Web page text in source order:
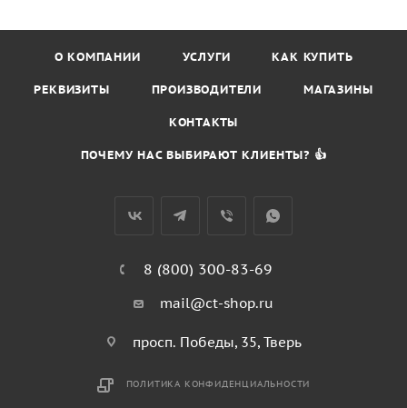
О КОМПАНИИ УСЛУГИ КАК КУПИТЬ
РЕКВИЗИТЫ ПРОИЗВОДИТЕЛИ МАГАЗИНЫ
КОНТАКТЫ
ПОЧЕМУ НАС ВЫБИРАЮТ КЛИЕНТЫ? 👍
8 (800) 300-83-69
mail@ct-shop.ru
просп. Победы, 35, Тверь
ПОЛИТИКА КОНФИДЕНЦИАЛЬНОСТИ